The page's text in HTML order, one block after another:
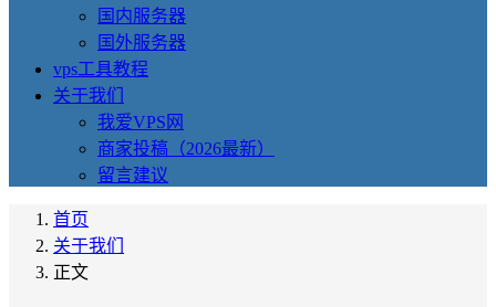
国内服务器
国外服务器
vps工具教程
关于我们
我爱VPS网
商家投稿（2026最新）
留言建议
首页
关于我们
正文